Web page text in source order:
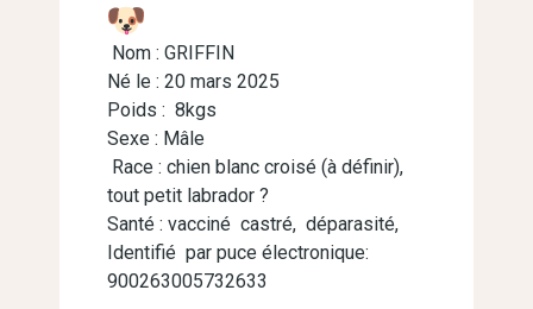
Nom : GRIFFIN
Né le : 20 mars 2025
Poids : 8kgs
Sexe : Mâle
Race : chien blanc croisé (à définir),
tout petit labrador ?
Santé : vacciné castré, déparasité,
Identifié par puce électronique:
900263005732633